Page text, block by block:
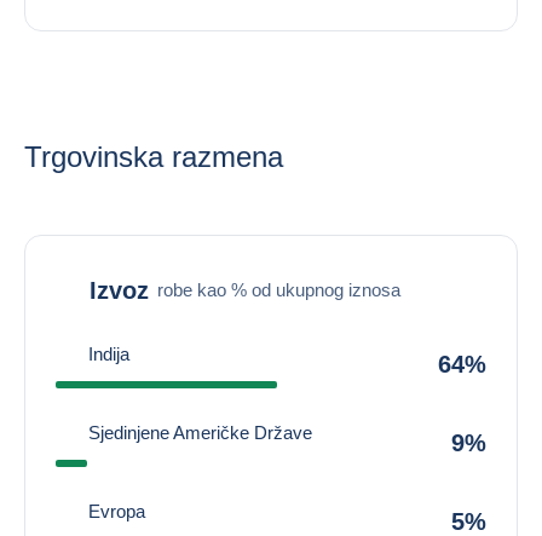
Trgovinska razmena
Izvoz robe kao % od ukupnog iznosa
Indija 64%
Sjedinjene Američke Države 9%
Evropa 5%